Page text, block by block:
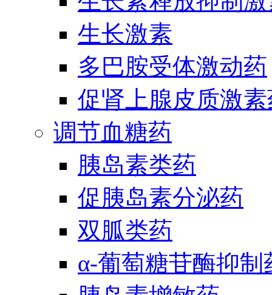
生长激素
多巴胺受体激动药
促肾上腺皮质激
调节血糖药
胰岛素类药
促胰岛素分泌药
双胍类药
α-葡萄糖苷酶抑制